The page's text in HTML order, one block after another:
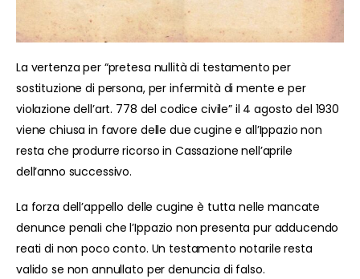
La vertenza per “pretesa nullità di testamento per
sostituzione di persona, per infermità di mente e per
violazione dell’art. 778 del codice civile” il 4 agosto del 1930
viene chiusa in favore delle due cugine e all’Ippazio non
resta che produrre ricorso in Cassazione nell’aprile
dell’anno successivo.
La forza dell’appello delle cugine è tutta nelle mancate
denunce penali che l’Ippazio non presenta pur adducendo
reati di non poco conto. Un testamento notarile resta
valido se non annullato per denuncia di falso.